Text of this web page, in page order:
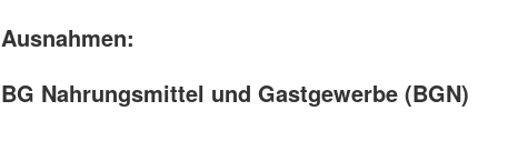
Ausnahmen:
BG Nahrungsmittel und Gastgewerbe (BGN)